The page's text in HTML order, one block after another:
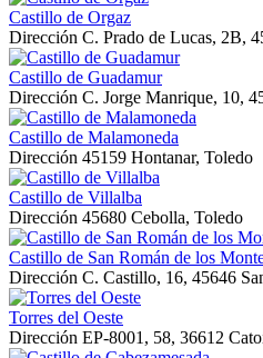
Castillo de Orgaz
Dirección C. Prado de Lucas, 2B,
Castillo de Guadamur
Dirección C. Jorge Manrique, 10,
Castillo de Malamoneda
Dirección 45159 Hontanar, Toledo
Castillo de Villalba
Dirección 45680 Cebolla, Toledo
Castillo de San Román de los
Dirección C. Castillo, 16, 45646
Torres del Oeste
Dirección EP-8001, 58, 36612